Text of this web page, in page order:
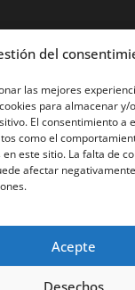
del
las mejores
para almacenar y/
El consentimiento a
como el
este sitio. La falta de
afectar
Acepte
Desechos
y noticias
de privacidad